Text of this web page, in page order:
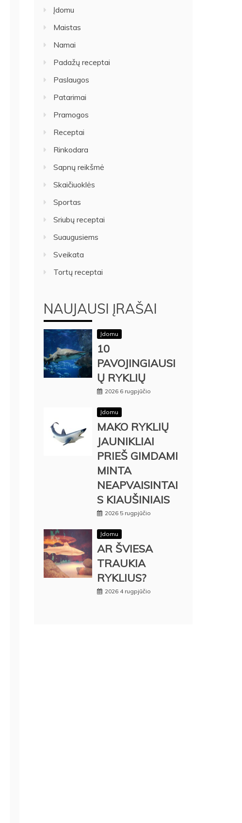
Įdomu
Maistas
Namai
Padažų receptai
Paslaugos
Patarimai
Pramogos
Receptai
Rinkodara
Sapnų reikšmė
Skaičiuoklės
Sportas
Sriubų receptai
Suaugusiems
Sveikata
Tortų receptai
NAUJAUSI ĮRAŠAI
Įdomu
10
PAVOJINGIAUSI
Ų RYKLIŲ
2026 6 rugpjūčio
Įdomu
MAKO RYKLIŲ
JAUNIKLIAI
PRIEŠ GIMDAMI
MINTA
NEAPVAISINTAI
S KIAUŠINIAIS
2026 5 rugpjūčio
Įdomu
AR ŠVIESA
TRAUKIA
RYKLIUS?
2026 4 rugpjūčio